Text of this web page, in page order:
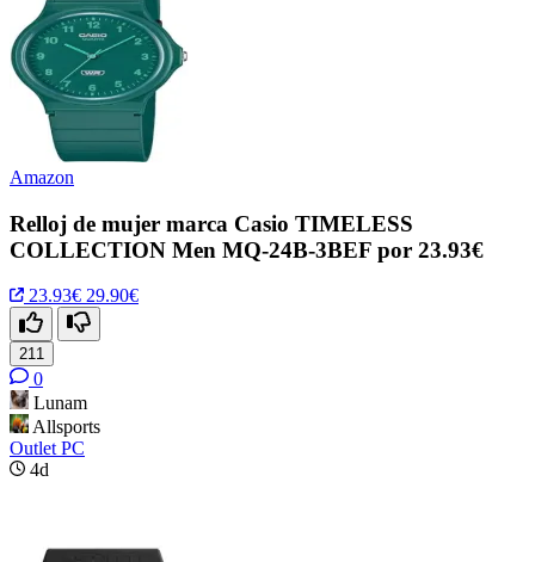
Amazon
Relloj de mujer marca Casio TIMELESS
COLLECTION Men MQ-24B-3BEF por 23.93€
23.93€ 29.90€
211
0
Lunam
Allsports
Outlet PC
4d